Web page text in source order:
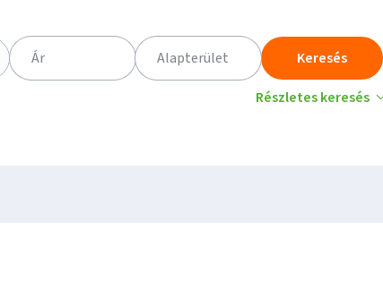
Ár Alapterület
Keresés
Részletes keresés